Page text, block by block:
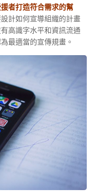
者打造符合需求的幫
計如何宣導組織的計畫
高識字水平和資訊流通
最適當的宣傳規畫。